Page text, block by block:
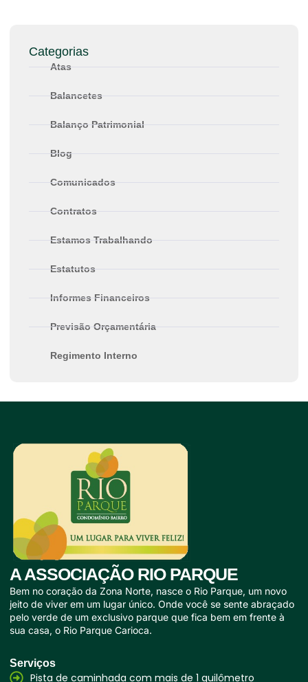
Categorias
Atas
Balancetes
Balanço Patrimonial
Blog
Comunicados
Contratos
Estamos Trabalhando
Estatutos
Informes Financeiros
Previsão Orçamentária
Regimento Interno
A ASSOCIAÇÃO RIO PARQUE
Bem no coração da Zona Norte, nasce o Rio Parque, um novo
jeito de viver em um lugar único. Onde você se sente abraçado
pelo verde de um exclusivo parque que fica bem em frente à
sua casa, o Rio Parque Carioca.
Serviços
Pista de caminhada com mais de 1 quilômetro